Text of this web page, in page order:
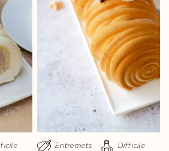
Entremets
Difficile